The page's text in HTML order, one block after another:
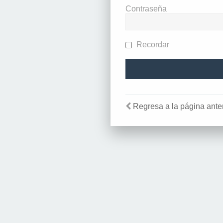
Contraseña
Recordar
Regresa a la página